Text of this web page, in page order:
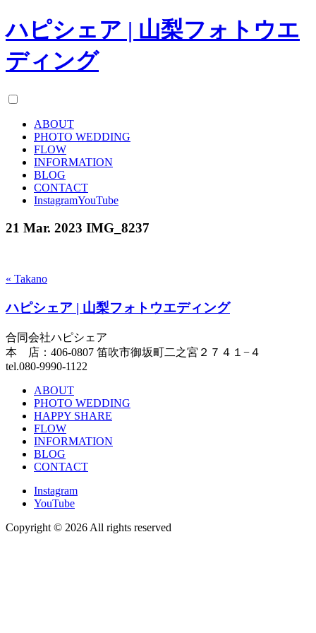
ハピシェア | 山梨フォトウエ
ディング
ABOUT
PHOTO WEDDING
FLOW
INFORMATION
BLOG
CONTACT
InstagramYouTube
21 Mar. 2023 IMG_8237
« Takano
ハピシェア | 山梨フォトウエディング
合同会社ハピシェア
本 店：406-0807 笛吹市御坂町二之宮２７４１−４
tel.080-9990-1122
ABOUT
PHOTO WEDDING
HAPPY SHARE
FLOW
INFORMATION
BLOG
CONTACT
Instagram
YouTube
Copyright © 2026 All rights reserved